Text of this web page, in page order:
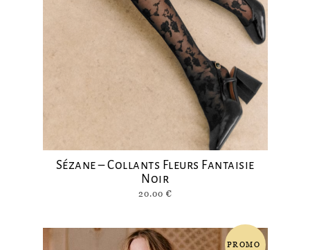
Sézane – Collants Fleurs Fantaisie
Noir
20.00 €
PROMO